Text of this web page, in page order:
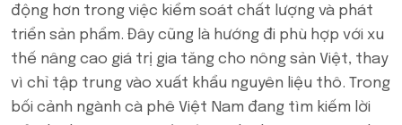
động hơn trong việc kiểm soát chất lượng và phát
triển sản phẩm. Đây cũng là hướng đi phù hợp với xu
thế nâng cao giá trị gia tăng cho nông sản Việt, thay
vì chỉ tập trung vào xuất khẩu nguyên liệu thô. Trong
bối cảnh ngành cà phê Việt Nam đang tìm kiếm lời